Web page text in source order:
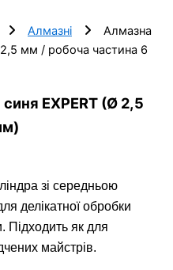
Алмазні
Алмазна
мм / робоча частина 6
EXPERT (Ø 2,5
зі середньою
делікатної обробки
Підходить як для
майстрів.